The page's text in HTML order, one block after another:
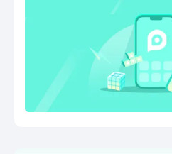
纸，全面兼容
示，首创云字
息，告别文字
长度、测坐标
捉、精确测量
您选择，在手
您的CAD图纸
QQ、微博、
内容，自由缩
部手机即可实
2.CAD制图、
CAD制图功能
绘制，直线、
形、椭圆都有
正交矩形墙面